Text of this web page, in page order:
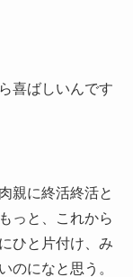
喜ばしいんです
親に終活終活と
っと、これから
ひと片付け、み
のになと思う。